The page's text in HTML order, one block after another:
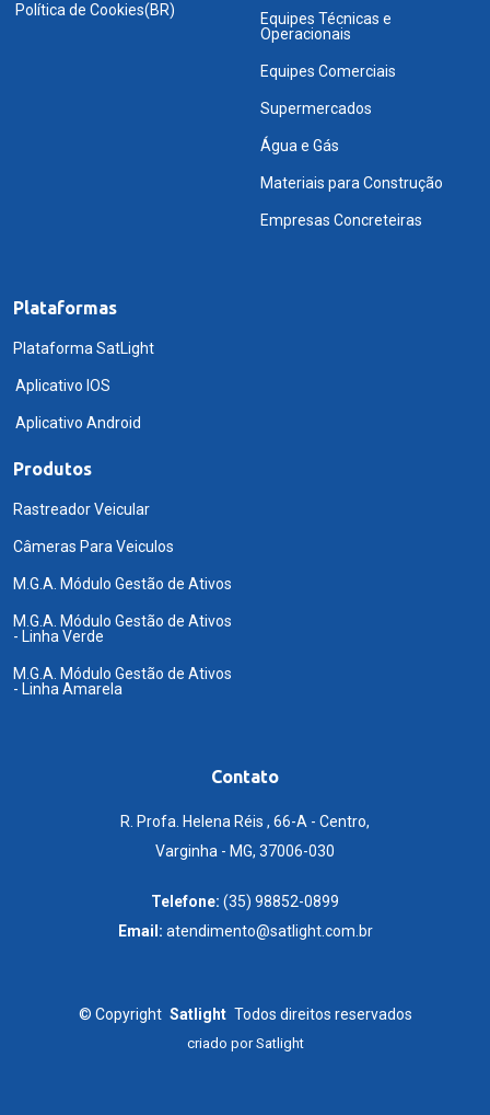
Política de Cookies(BR)
Equipes Técnicas e
Operacionais
Equipes Comerciais
Supermercados
Água e Gás
Materiais para Construção
Empresas Concreteiras
Plataformas
Plataforma SatLight
Aplicativo IOS
Aplicativo Android
Produtos
Rastreador Veicular
Câmeras Para Veiculos
M.G.A. Módulo Gestão de Ativos
M.G.A. Módulo Gestão de Ativos
- Linha Verde
M.G.A. Módulo Gestão de Ativos
- Linha Amarela
Contato
R. Profa. Helena Réis , 66-A - Centro,
Varginha - MG, 37006-030
Telefone: (35) 98852-0899
Email: atendimento@satlight.com.br
© Copyright Satlight Todos direitos reservados
criado porSatlight